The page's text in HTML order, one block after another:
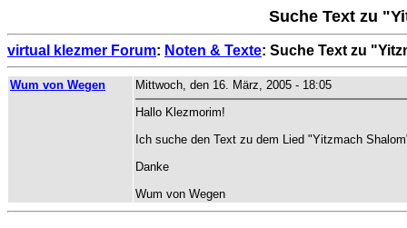
Suche Text zu
virtual klezmer Forum: Noten & Texte: Suche Text zu
Wum von Wegen
Mittwoch, den 16. März, 2005 - 18:05
Hallo Klezmorim!
Ich suche den Text zu dem Lied "Yitzmach
Danke
Wum von Wegen